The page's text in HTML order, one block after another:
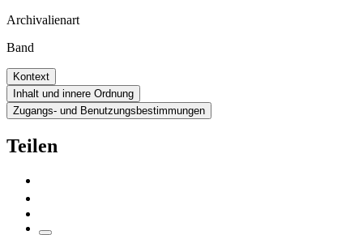
Archivalienart
Band
Kontext
Inhalt und innere Ordnung
Zugangs- und Benutzungsbestimmungen
Teilen